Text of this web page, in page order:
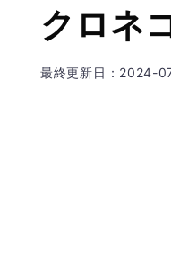
クロネ
最終更新日： 2024-